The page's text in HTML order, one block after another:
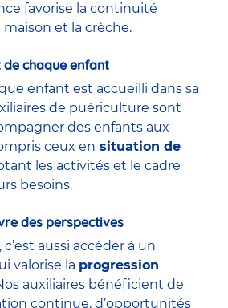
favorise la continuité
et la crèche.
de chaque enfant
enfant est accueilli dans sa
de puériculture sont
des enfants aux
ceux en situation de
les activités et le cadre
besoins.
des perspectives
aussi accéder à un
valorise la progression
auxiliaires bénéficient de
continue, d’opportunités